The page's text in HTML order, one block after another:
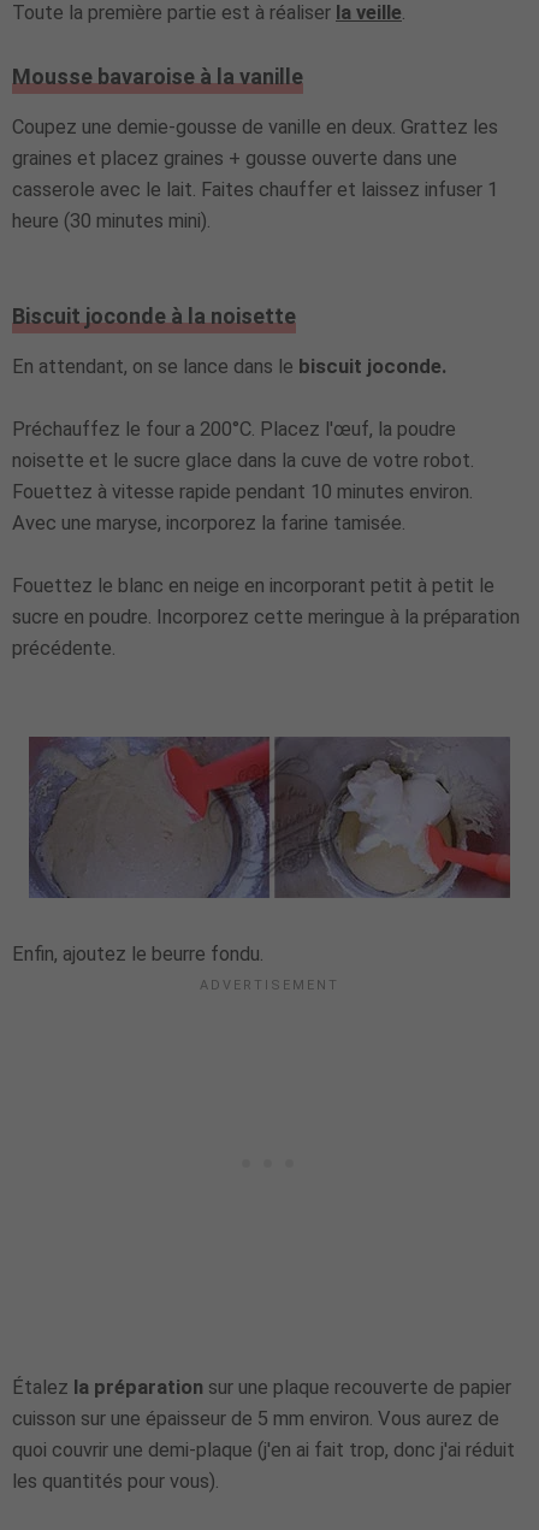
Toute la première partie est à réaliser la veille.
Mousse bavaroise à la vanille
Coupez une demie-gousse de vanille en deux. Grattez les
graines et placez graines + gousse ouverte dans une
casserole avec le lait. Faites chauffer et laissez infuser 1
heure (30 minutes mini).
Biscuit joconde à la noisette
En attendant, on se lance dans le biscuit joconde.
Préchauffez le four a 200°C. Placez l'œuf, la poudre
noisette et le sucre glace dans la cuve de votre robot.
Fouettez à vitesse rapide pendant 10 minutes environ.
Avec une maryse, incorporez la farine tamisée.
Fouettez le blanc en neige en incorporant petit à petit le
sucre en poudre. Incorporez cette meringue à la préparation
précédente.
Enfin, ajoutez le beurre fondu.
Étalez la préparation sur une plaque recouverte de papier
cuisson sur une épaisseur de 5 mm environ. Vous aurez de
quoi couvrir une demi-plaque (j'en ai fait trop, donc j'ai réduit
les quantités pour vous).